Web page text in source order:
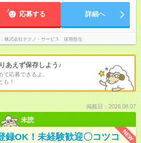
応募する 詳細へ
株式会社テクノ・サービス 採用担当
あえず保存しよう♪
応募できるよ。
も！
掲載日：2026.08.07
未読
NEW
録OK！未経験歓迎〇コツコ